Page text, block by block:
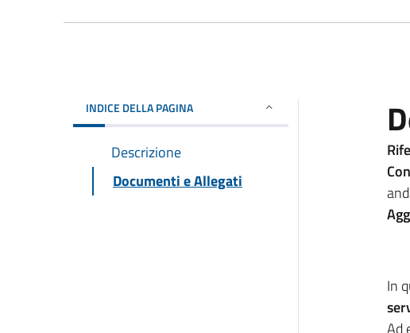
INDICE DELLA PAGINA
Descrizione
Documenti e Allegati
In
Ad